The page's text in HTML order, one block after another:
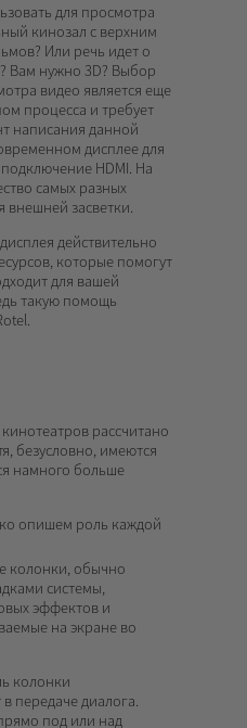
для просмотра
кинозал с верхним
Или речь идет о
Вам нужно 3D? Выбор
видео является еще
процесса и требует
написания данной
дисплее для
HDMI. На
самых разных
внешней засветки.
действительно
которые помогут
для вашей
такую помощь
рассчитано
безусловно, имеются
намного больше
опишем роль каждой
колонки, обычно
системы,
эффектов и
на экране во
колонки
передаче диалога.
под или над